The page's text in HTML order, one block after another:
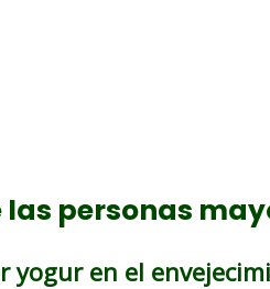
las personas
yogur en el